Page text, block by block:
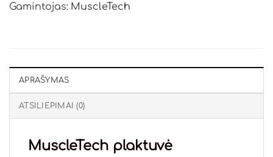
Gamintojas: MuscleTech
APRAŠYMAS
ATSILIEPIMAI (0)
MuscleTech plaktuvė